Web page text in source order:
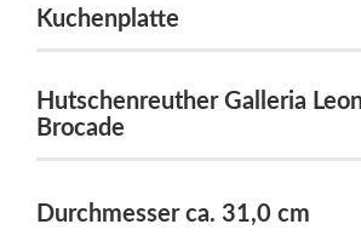
Kuchenplatte
Hutschenreuther Galleria
Brocade
Durchmesser ca. 31,0 cm